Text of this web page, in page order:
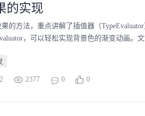
的实现
的方法，重点讲解了插值器（
，可以轻松实现背景色的渐变动画。
2377 0 0